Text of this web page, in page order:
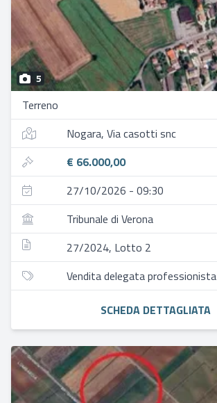
5
Terreno
Nogara, Via casotti snc
€ 66.000,00
27/10/2026 - 09:30
Tribunale di Verona
27/2024, Lotto 2
Vendita delegata professionista
SCHEDA DETTAGLIATA